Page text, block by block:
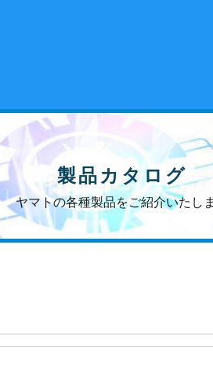
製品カタログ
ヤマトの各種製品をご紹介いたし